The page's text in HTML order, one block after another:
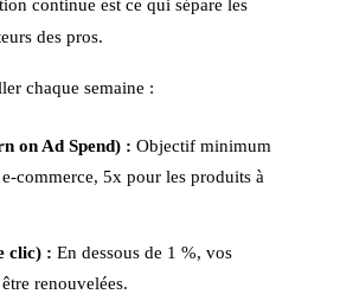
continue est ce qui sépare les
des pros.
chaque semaine :
on Ad Spend) : Objectif minimum
commerce, 5x pour les produits à
clic) : En dessous de 1 %, vos
renouvelées.